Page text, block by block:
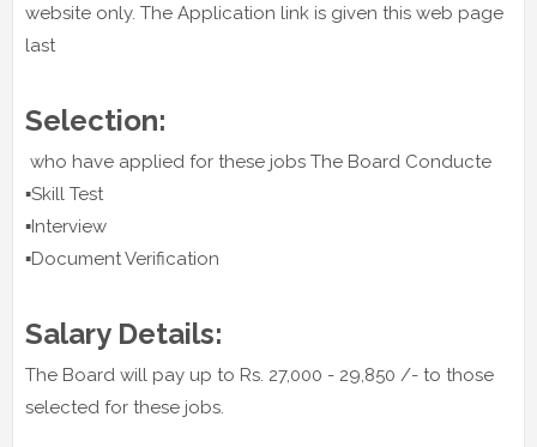
website only. The Application link is given this web page
last
Selection:
who have applied for these jobs The Board Conducte
▪️Skill Test
▪️Interview
▪️Document Verification
Salary Details:
The Board will pay up to Rs. 27,000 - 29,850 /- to those
selected for these jobs.